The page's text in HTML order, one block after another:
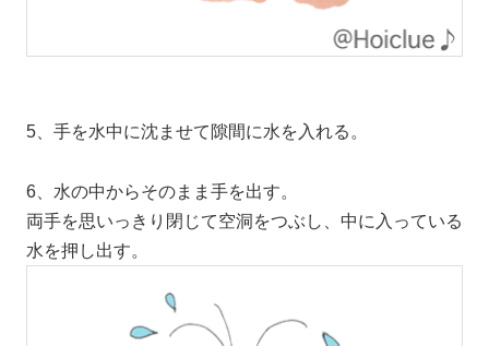
5、手を水中に沈ませて隙間に水を入れる。
6、水の中からそのまま手を出す。
両手を思いっきり閉じて空洞をつぶし、中に入っている
水を押し出す。